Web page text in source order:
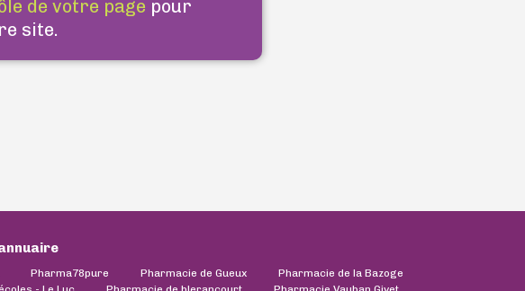
de votre page pour
site.
Pharma78pure Pharmacie de Gueux
Pharmacie de la Bazoge